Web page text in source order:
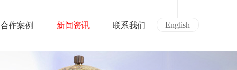
合作案例 新闻资讯 联系我们 English